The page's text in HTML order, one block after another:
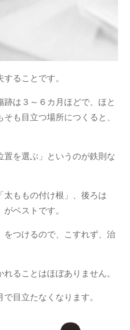
ることです。
は３～６カ月ほどで、ほと
も目立つ場所につくると、
を選ぶ」というのが鉄則な
ももの付け根」、後ろは
ベストです。
つけるので、こすれず、治
ることはほぼありません。
目立たなくなります。